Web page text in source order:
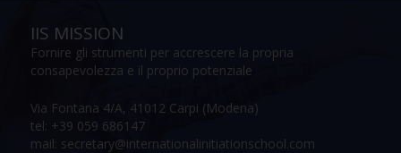
IIS MISSION
Fornire gli strumenti per accrescere la propria
consapevolezza e il proprio potenziale
Via Fontana 4/A, 41012 Carpi (Modena)
tel: +39 059 686147
mail: secretary@internationalinitiationschool.com